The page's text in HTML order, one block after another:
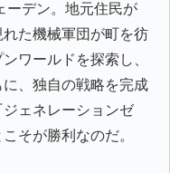
ーデン。地元住民が
た機械軍団が町を彷
ワールドを探索し、
、独自の戦略を完成
ェネレーションゼ
そが勝利なのだ。